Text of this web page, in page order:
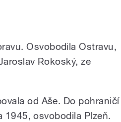
Osvobodila Ostravu,
Rokoský, ze
od Aše. Do pohraničí
1945, osvobodila Plzeň.